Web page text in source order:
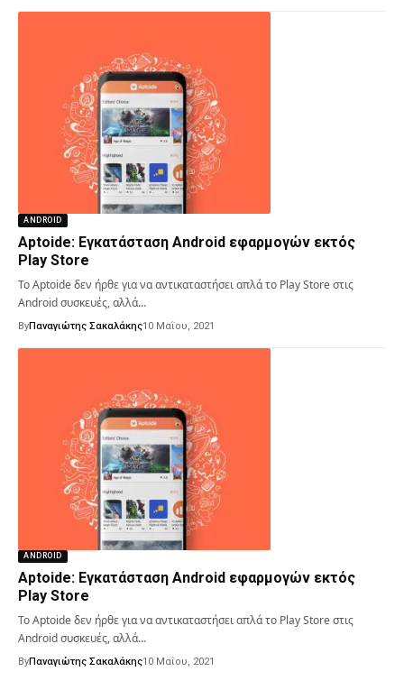
ANDROID
Aptoide: Εγκατάσταση Android εφαρμογών εκτός
Play Store
Το Aptoide δεν ήρθε για να αντικαταστήσει απλά το Play Store στις
Android συσκευές, αλλά…
ByΠαναγιώτης Σακαλάκης10 Μαΐου, 2021
ANDROID
Aptoide: Εγκατάσταση Android εφαρμογών εκτός
Play Store
Το Aptoide δεν ήρθε για να αντικαταστήσει απλά το Play Store στις
Android συσκευές, αλλά…
ByΠαναγιώτης Σακαλάκης10 Μαΐου, 2021